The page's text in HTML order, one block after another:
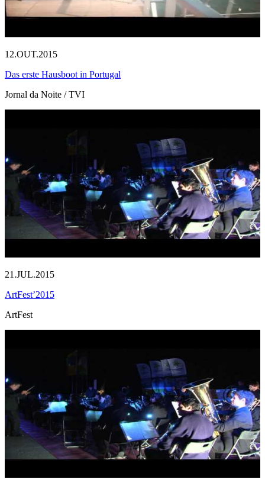
12.OUT.2015
Das erste Hausboot in Portugal
Jornal da Noite / TVI
21.JUL.2015
ArtFest’2015
ArtFest